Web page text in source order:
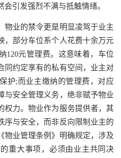
引发强烈不满与抵触情绪。
业的禁令更是明显凌驾于业主
，部分车位系个人花费十余万元
120元管理费。这意味着，车位
同约定享有的私有空间，业主对
护;而业主缴纳的管理费，对应
与安全管理义务，绝非赋予物业
权力。物业作为服务提供者，其
序与安全，而非反向限制业主的
物业管理条例》明确规定，涉及
重大事项，必须由业主共同决